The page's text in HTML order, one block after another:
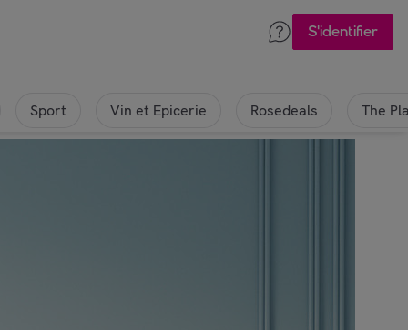
S'identifier
Sport Vin et Epicerie Rosedeals The